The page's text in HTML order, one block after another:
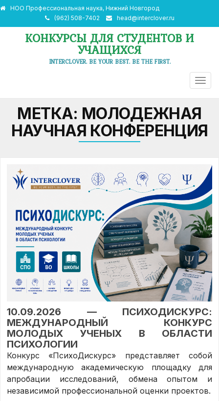
НОО Профессиональная наука, Нижний Новгород
(962) 508-7402
head@interclover.ru
КОНКУРСЫ ДЛЯ СТУДЕНТОВ И
УЧАЩИХСЯ
INTERCLOVER. BE YOUR BEST. BE THE FIRST.
МЕТКА: МОЛОДЕЖНАЯ
НАУЧНАЯ КОНФЕРЕНЦИЯ
10.09.2026 — ПСИХОДИСКУРС:
МЕЖДУНАРОДНЫЙ КОНКУРС
МОЛОДЫХ УЧЕНЫХ В ОБЛАСТИ
ПСИХОЛОГИИ
Конкурс «ПсихоДискурс» представляет собой
международную академическую площадку для
апробации исследований, обмена опытом и
независимой профессиональной оценки проектов.